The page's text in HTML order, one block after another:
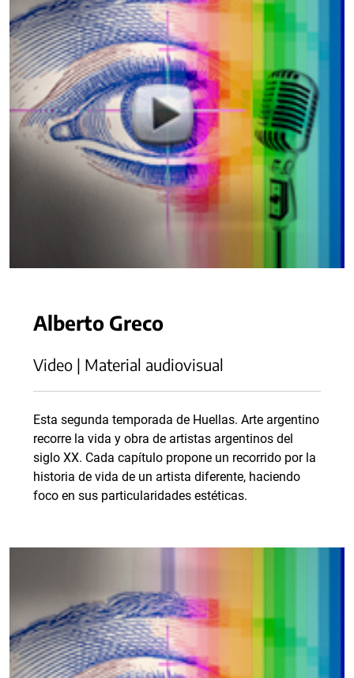
Alberto Greco
Video | Material audiovisual
Esta segunda temporada de Huellas. Arte argentino
recorre la vida y obra de artistas argentinos del
siglo XX. Cada capítulo propone un recorrido por la
historia de vida de un artista diferente, haciendo
foco en sus particularidades estéticas.